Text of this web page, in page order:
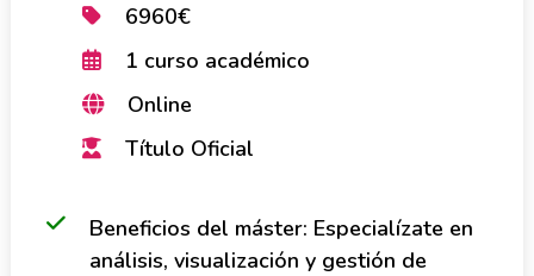
6960€
1 curso académico
Online
Título Oficial
Beneficios del máster: Especialízate en
análisis, visualización y gestión de